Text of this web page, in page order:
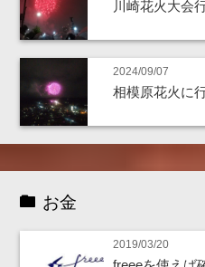
川崎花火大会
2024/09/07
相模原花火に
お金
2019/03/20